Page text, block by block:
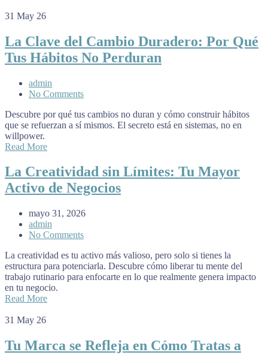
31 May 26
La Clave del Cambio Duradero: Por Qué
Tus Hábitos No Perduran
admin
No Comments
Descubre por qué tus cambios no duran y cómo construir hábitos
que se refuerzan a sí mismos. El secreto está en sistemas, no en
willpower.
Read More
La Creatividad sin Límites: Tu Mayor
Activo de Negocios
mayo 31, 2026
admin
No Comments
La creatividad es tu activo más valioso, pero solo si tienes la
estructura para potenciarla. Descubre cómo liberar tu mente del
trabajo rutinario para enfocarte en lo que realmente genera impacto
en tu negocio.
Read More
31 May 26
Tu Marca se Refleja en Cómo Tratas a